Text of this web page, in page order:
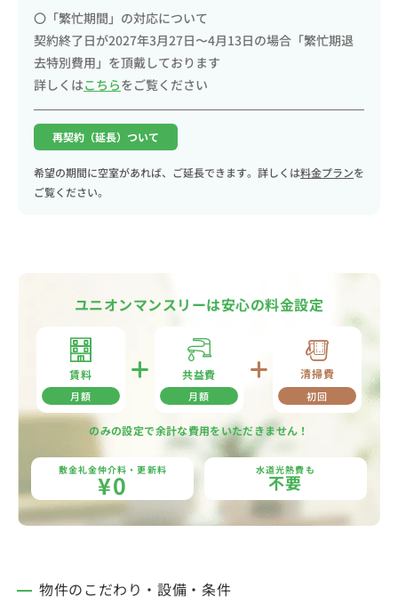
〇「繁忙期間」の対応について
契約終了日が2027年3月27日〜4月13日の場合「繁忙期退
去特別費用」を頂戴しております
詳しくはこちらをご覧ください
再契約（延長）ついて
希望の期間に空室があれば、ご延長できます。詳しくは料金プランを
ご覧ください。
ユニオンマンスリーは安心の料金設定
賃料
月額
共益費
月額
清掃費
初回
のみの設定で余計な費用をいただきません！
敷金礼金仲介料・更新料
¥0 水道光熱費も
不要
物件のこだわり・設備・条件